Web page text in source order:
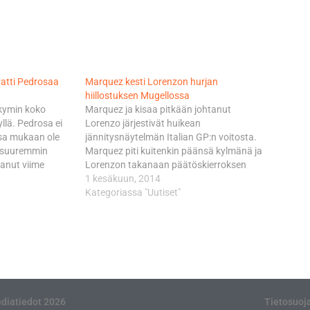
Pedrosaa
koko
Pedrosa ei
mukaan ole
viime
kelillä.
parempi
Marquez kesti Lorenzon hurjan
hiillostuksen Mugellossa
Marquez ja kisaa pitkään johtanut
Lorenzo järjestivät huikean
jännitysnäytelmän Italian GP:n voitosta.
Marquez piti kuitenkin päänsä kylmänä ja
Lorenzon takanaan päätöskierroksen
kuumassa jännitysnäytelmässä.
Marquez tervehti ruutulippua
1 kesäkuun, 2014
Kategoriassa "Uutiset"
2026